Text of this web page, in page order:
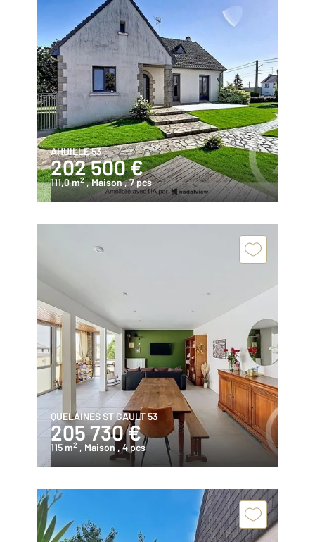
AHUILLE 53
202 500 €
111,0 m2 , Maison, 7 pcs
QUELAINES ST GAULT 53
205 730 €
115 m2 , Maison , 4 pcs